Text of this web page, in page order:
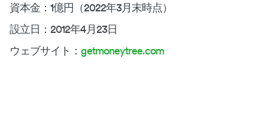
資本金：1億円（2022年3月末時点）
設立日：2012年4月23日
ウェブサイト： getmoneytree.com